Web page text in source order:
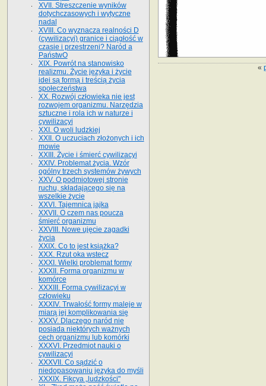
«
XVII. Streszczenie wyników
dotychczasowych i wytyczne
nadal
XVIII. Co wyznacza realności D
(cywilizacyi) granice i ciągłość w
czasie i przestrzeni? Naród a
PaństwO
XIX. Powrót na stanowisko
realizmu. Życie języka i życie
idei są formą i treścią życia
społeczeństwa
XX. Rozwój człowieka nie jest
rozwojem organizmu. Narzędzia
sztuczne i rola ich w naturze i
cywilizacyi
XXI. O woli ludzkiej
XXII. O uczuciach złożonych i ich
mowie
XXIII. Życie i śmierć cywilizacyi
XXIV. Problemat życia. Wzór
ogólny trzech systemów żywych
XXV. O podmiotowej stronie
ruchu, składającego się na
wszelkie życie
XXVI. Tajemnica jajka
XXVII. O czem nas poucza
śmierć organizmu
XXVIII. Nowe ujęcie zagadki
życia
XXIX. Co to jest książka?
XXX. Rzut oka wstecz
XXXI. Wielki problemat formy
XXXII. Forma organizmu w
komórce
XXXIII. Forma cywilizacyi w
człowieku
XXXIV. Trwałość formy maleje w
miarą jej komplikowania się
XXXV. Dlaczego naród nie
posiada niektórych ważnych
cech organizmu lub komórki
XXXVI. Przedmiot nauki o
cywilizacyi
XXXVII. Co sądzić o
niedopasowaniu języka do myśli
XXXIX. Fikcya „ludzkości"